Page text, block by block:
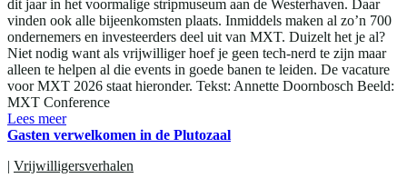
dit jaar in het voormalige stripmuseum aan de Westerhaven. Daar
vinden ook alle bijeenkomsten plaats. Inmiddels maken al zo’n 700
ondernemers en investeerders deel uit van MXT. Duizelt het je al?
Niet nodig want als vrijwilliger hoef je geen tech-nerd te zijn maar
alleen te helpen al die events in goede banen te leiden. De vacature
voor MXT 2026 staat hieronder. Tekst: Annette Doornbosch Beeld:
MXT Conference
Lees meer
Gasten verwelkomen in de Plutozaal
| Vrijwilligersverhalen